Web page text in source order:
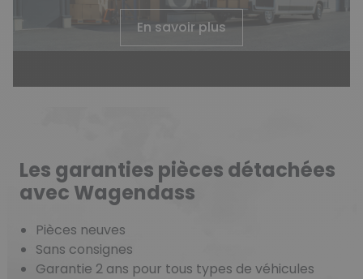
En savoir plus
Les garanties pièces détachées
avec Wagendass
Pièces neuves
Sans consignes
Garantie 2 ans pour tous types de véhicules